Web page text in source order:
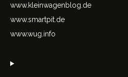
www.kleinwagenblog.de
www.smartpit.de
www.wug.info